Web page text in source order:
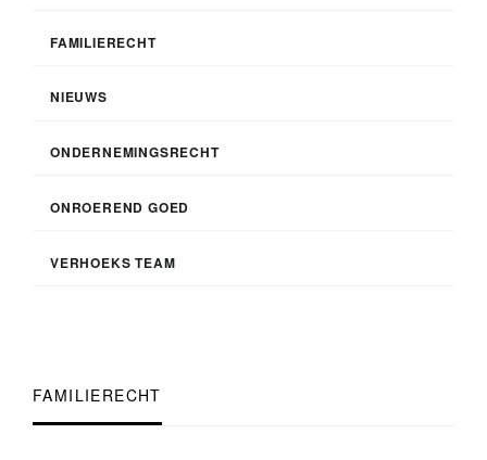
FAMILIERECHT
NIEUWS
ONDERNEMINGSRECHT
ONROEREND GOED
VERHOEKS TEAM
FAMILIERECHT